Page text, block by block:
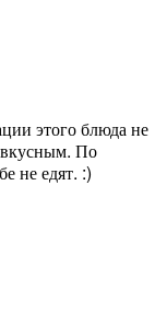
этого блюда не
вкусным. По
не едят. :)